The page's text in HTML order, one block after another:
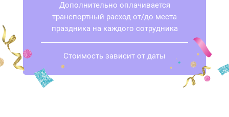
Дополнительно оплачивается
транспортный расход от/до места
праздника на каждого сотрудника
Стоимость зависит от даты